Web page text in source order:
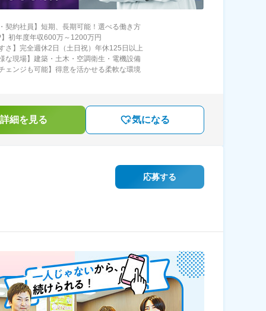
契約社員】短期、長期可能！選べる働き方
初年度年収600万～1200万円
さ】完全週休2日（土日祝）年休125日以上
な現場】建築・土木・空調衛生・電機設備
ェンジも可能】得意を活かせる柔軟な環境
細を見る 気になる
応募する